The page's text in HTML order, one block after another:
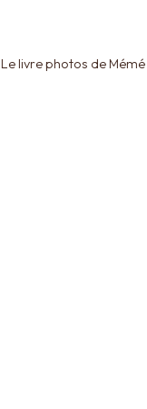
Le livre photos de Mémé